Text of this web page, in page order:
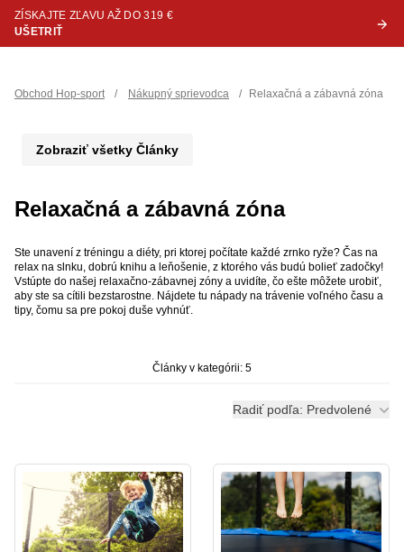
ZÍSKAJTE ZĽAVU AŽ DO 319 €
UŠETRIŤ
Obchod Hop-sport / Nákupný sprievodca / Relaxačná a zábavná zóna
Zobraziť všetky Články
Relaxačná a zábavná zóna
Ste unavení z tréningu a diéty, pri ktorej počítate každé zrnko ryže? Čas na
relax na slnku, dobrú knihu a leňošenie, z ktorého vás budú bolieť zadočky!
Vstúpte do našej relaxačno-zábavnej zóny a uvidíte, čo ešte môžete urobiť,
aby ste sa cítili bezstarostne. Nájdete tu nápady na trávenie voľného času a
tipy, čomu sa pre pokoj duše vyhnúť.
Články v kategórii: 5
Radiť podľa: Predvolené